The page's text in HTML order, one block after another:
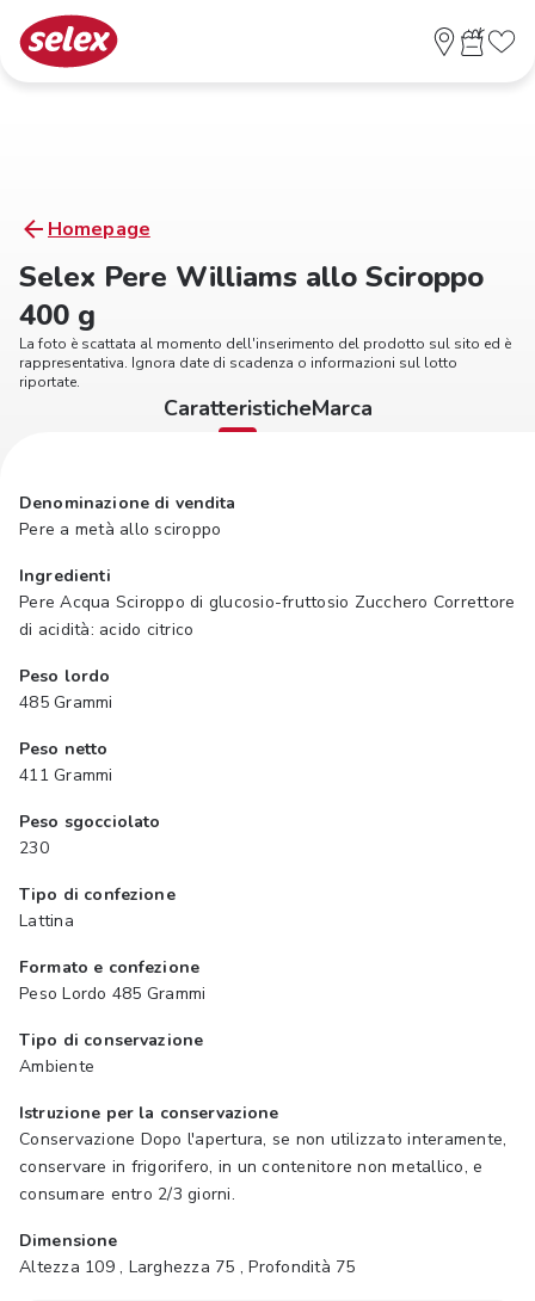
Homepage
Selex Pere Williams allo Sciroppo
400 g
La foto è scattata al momento dell'inserimento del prodotto sul sito ed è
rappresentativa. Ignora date di scadenza o informazioni sul lotto
riportate.
CaratteristicheMarca
Denominazione di vendita
Pere a metà allo sciroppo
Ingredienti
Pere Acqua Sciroppo di glucosio-fruttosio Zucchero Correttore
di acidità: acido citrico
Peso lordo
485 Grammi
Peso netto
411 Grammi
Peso sgocciolato
230
Tipo di confezione
Lattina
Formato e confezione
Peso Lordo 485 Grammi
Tipo di conservazione
Ambiente
Istruzione per la conservazione
Conservazione Dopo l'apertura, se non utilizzato interamente,
conservare in frigorifero, in un contenitore non metallico, e
consumare entro 2/3 giorni.
Dimensione
Altezza 109 , Larghezza 75 , Profondità 75